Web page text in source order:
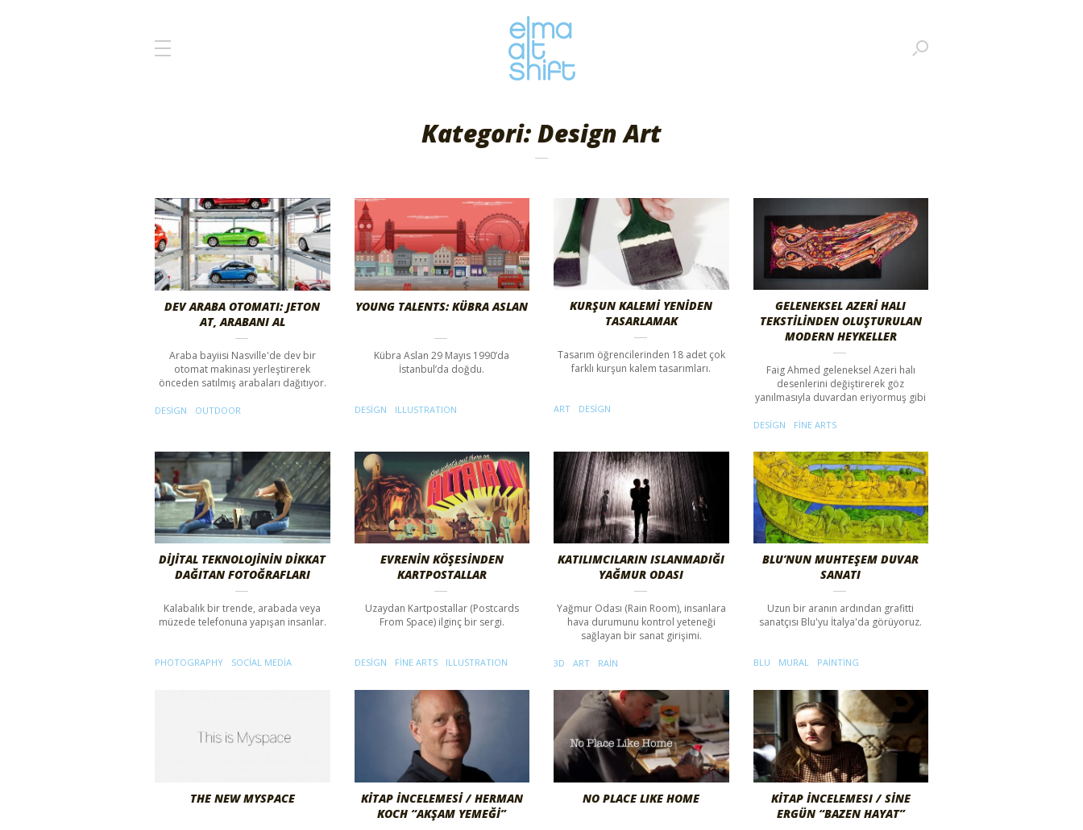
Kategori: Design Art
DEV ARABA OTOMATI: JETON
AT, ARABANI AL
Araba bayiisi Nasville'de dev bir
otomat makinası yerleştirerek
önceden satılmış arabaları dağıtıyor.
DESIGN OUTDOOR
YOUNG TALENTS: KÜBRA ASLAN
Kübra Aslan 29 Mayıs 1990’da
İstanbul’da doğdu.
DESIGN ILLUSTRATION
KURŞUN KALEMİ YENİDEN
TASARLAMAK
Tasarım öğrencilerinden 18 adet çok
farklı kurşun kalem tasarımları.
ART DESIGN
GELENEKSEL AZERİ HALI
TEKSTİLİNDEN OLUŞTURULAN
MODERN HEYKELLER
Faig Ahmed geleneksel Azeri halı
desenlerini değiştirerek göz
yanılmasıyla duvardan eriyormuş gibi
DESIGN FINE ARTS
DİJİTAL TEKNOLOJİNİN DİKKAT
DAĞITAN FOTOĞRAFLARI
Kalabalık bir trende, arabada veya
müzede telefonuna yapışan insanlar.
PHOTOGRAPHY SOCIAL MEDIA
EVRENİN KÖŞESİNDEN
KARTPOSTALLAR
Uzaydan Kartpostallar (Postcards
From Space) ilginç bir sergi.
DESIGN FINE ARTS ILLUSTRATION
KATILIMCILARIN ISLANMADIĞI
YAĞMUR ODASI
Yağmur Odası (Rain Room), insanlara
hava durumunu kontrol yeteneği
sağlayan bir sanat girişimi.
3D ART RAIN
BLU’NUN MUHTEŞEM DUVAR
SANATI
Uzun bir aranın ardından grafitti
sanatçısı Blu'yu İtalya'da görüyoruz.
BLU MURAL PAINTING
THE NEW MYSPACE
KİTAP İNCELEMESİ / HERMAN
KOCH “AKŞAM YEMEĞİ”
NO PLACE LIKE HOME
KİTAP İNCELEMESI / SİNE
ERGÜN “BAZEN HAYAT”